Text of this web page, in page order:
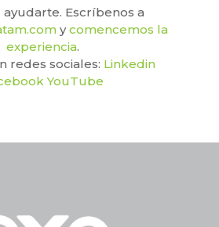
Escríbenos a
ycomencemos la
experiencia.
redes sociales: Linkedin
YouTube